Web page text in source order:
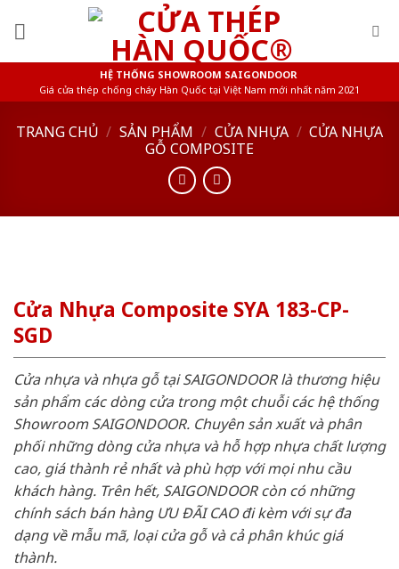
HỆ THỐNG SHOWROOM SAIGONDOOR
Giá cửa thép chống cháy Hàn Quốc tại Việt Nam mới nhất năm 2021
TRANG CHỦ / SẢN PHẨM / CỬA NHỰA / CỬA NHỰA
GỖ COMPOSITE
Cửa Nhựa Composite SYA 183-CP-
SGD
Cửa nhựa và nhựa gỗ tại SAIGONDOOR là thương hiệu
sản phẩm các dòng cửa trong một chuỗi các hệ thống
Showroom SAIGONDOOR. Chuyên sản xuất và phân
phối những dòng cửa nhựa và hỗ hợp nhựa chất lượng
cao, giá thành rẻ nhất và phù hợp với mọi nhu cầu
khách hàng. Trên hết, SAIGONDOOR còn có những
chính sách bán hàng ƯU ĐÃI CAO đi kèm với sự đa
dạng về mẫu mã, loại cửa gỗ và cả phân khúc giá
thành.